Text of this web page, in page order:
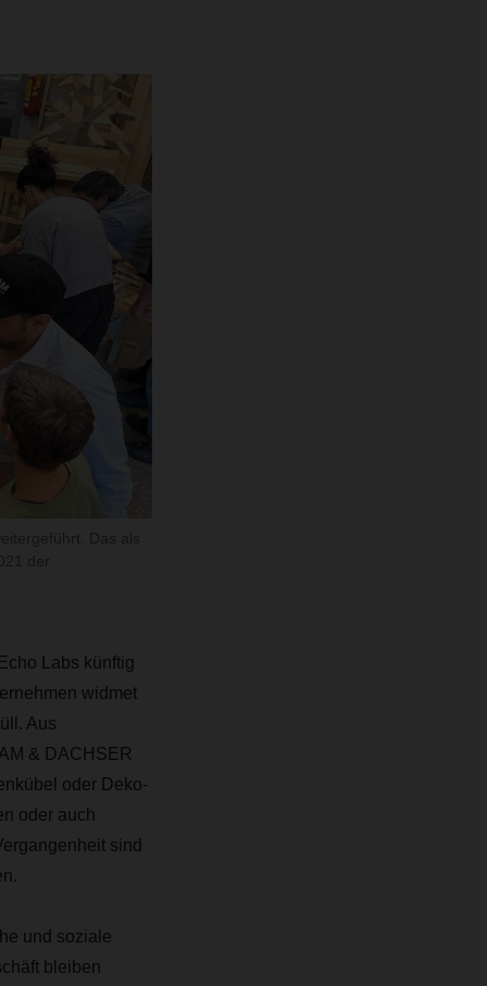
Labs künftig
widmet
Aus
& DACHSER
oder Deko-
oder auch
sind
und soziale
bleiben